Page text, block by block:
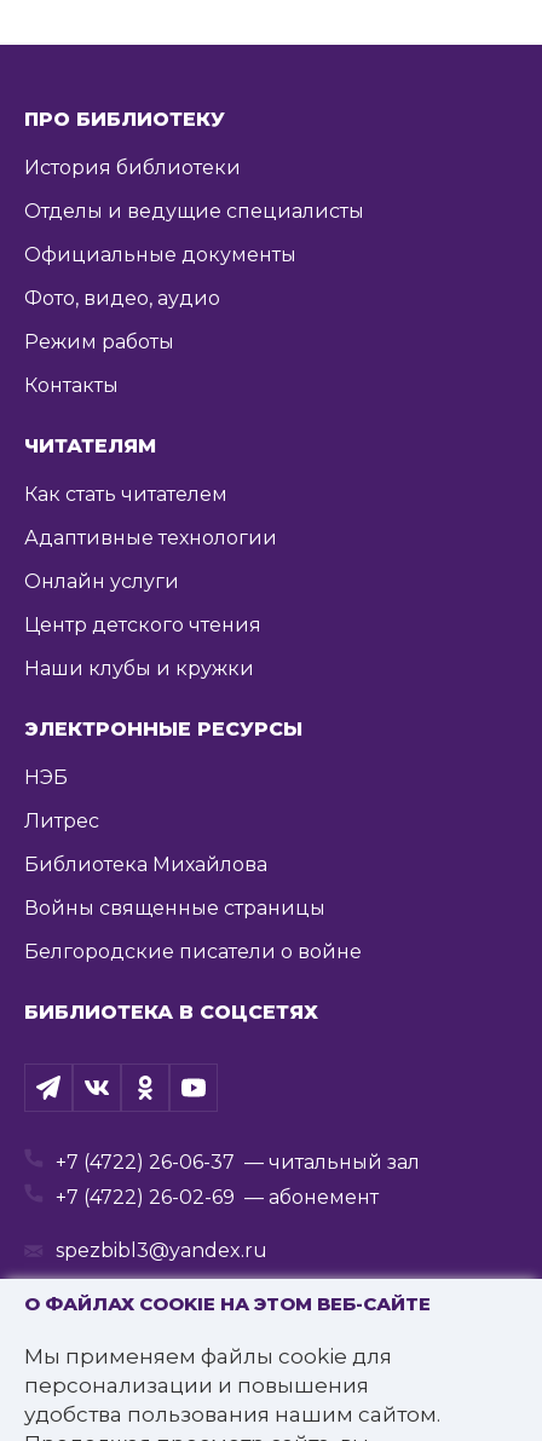
О ФАЙЛАХ COOKIE НА ЭТОМ ВЕБ-САЙТЕ
Мы применяем файлы cookie для
персонализации и повышения
удобства пользования нашим сайтом.
ПРО БИБЛИОТЕКУ
История библиотеки
Отделы и ведущие специалисты
Официальные документы
Фото, видео, аудио
Режим работы
Контакты
ЧИТАТЕЛЯМ
Как стать читателем
Адаптивные технологии
Онлайн услуги
Центр детского чтения
Наши клубы и кружки
ЭЛЕКТРОННЫЕ РЕСУРСЫ
НЭБ
Литрес
Библиотека Михайлова
Войны священные страницы
Белгородские писатели о войне
БИБЛИОТЕКА В СОЦСЕТЯХ
+7 (4722) 26-06-37 — читальный зал
+7 (4722) 26-02-69 — абонемент
spezbibl3@yandex.ru
© 2016—2022 Государственное бюджетное
учреждение культуры
«Белгородская государственная специальная